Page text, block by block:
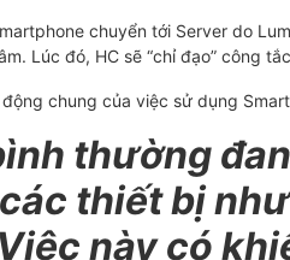
chuyển tới Server do
Lúc đó, HC sẽ “chỉ đạo” công
chung của việc sử dụng
thường
thiết bị
này có